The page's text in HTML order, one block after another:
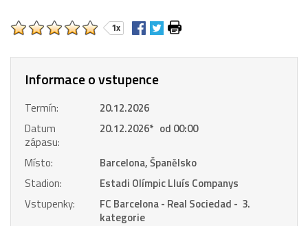
1x
Informace o vstupence
Termín:
20.12.2026
Datum
zápasu:
20.12.2026* od 00:00
Místo:
Barcelona, Španělsko
Stadion:
Estadi Olímpic Lluís Companys
Vstupenky:
FC Barcelona - Real Sociedad - 3.
kategorie